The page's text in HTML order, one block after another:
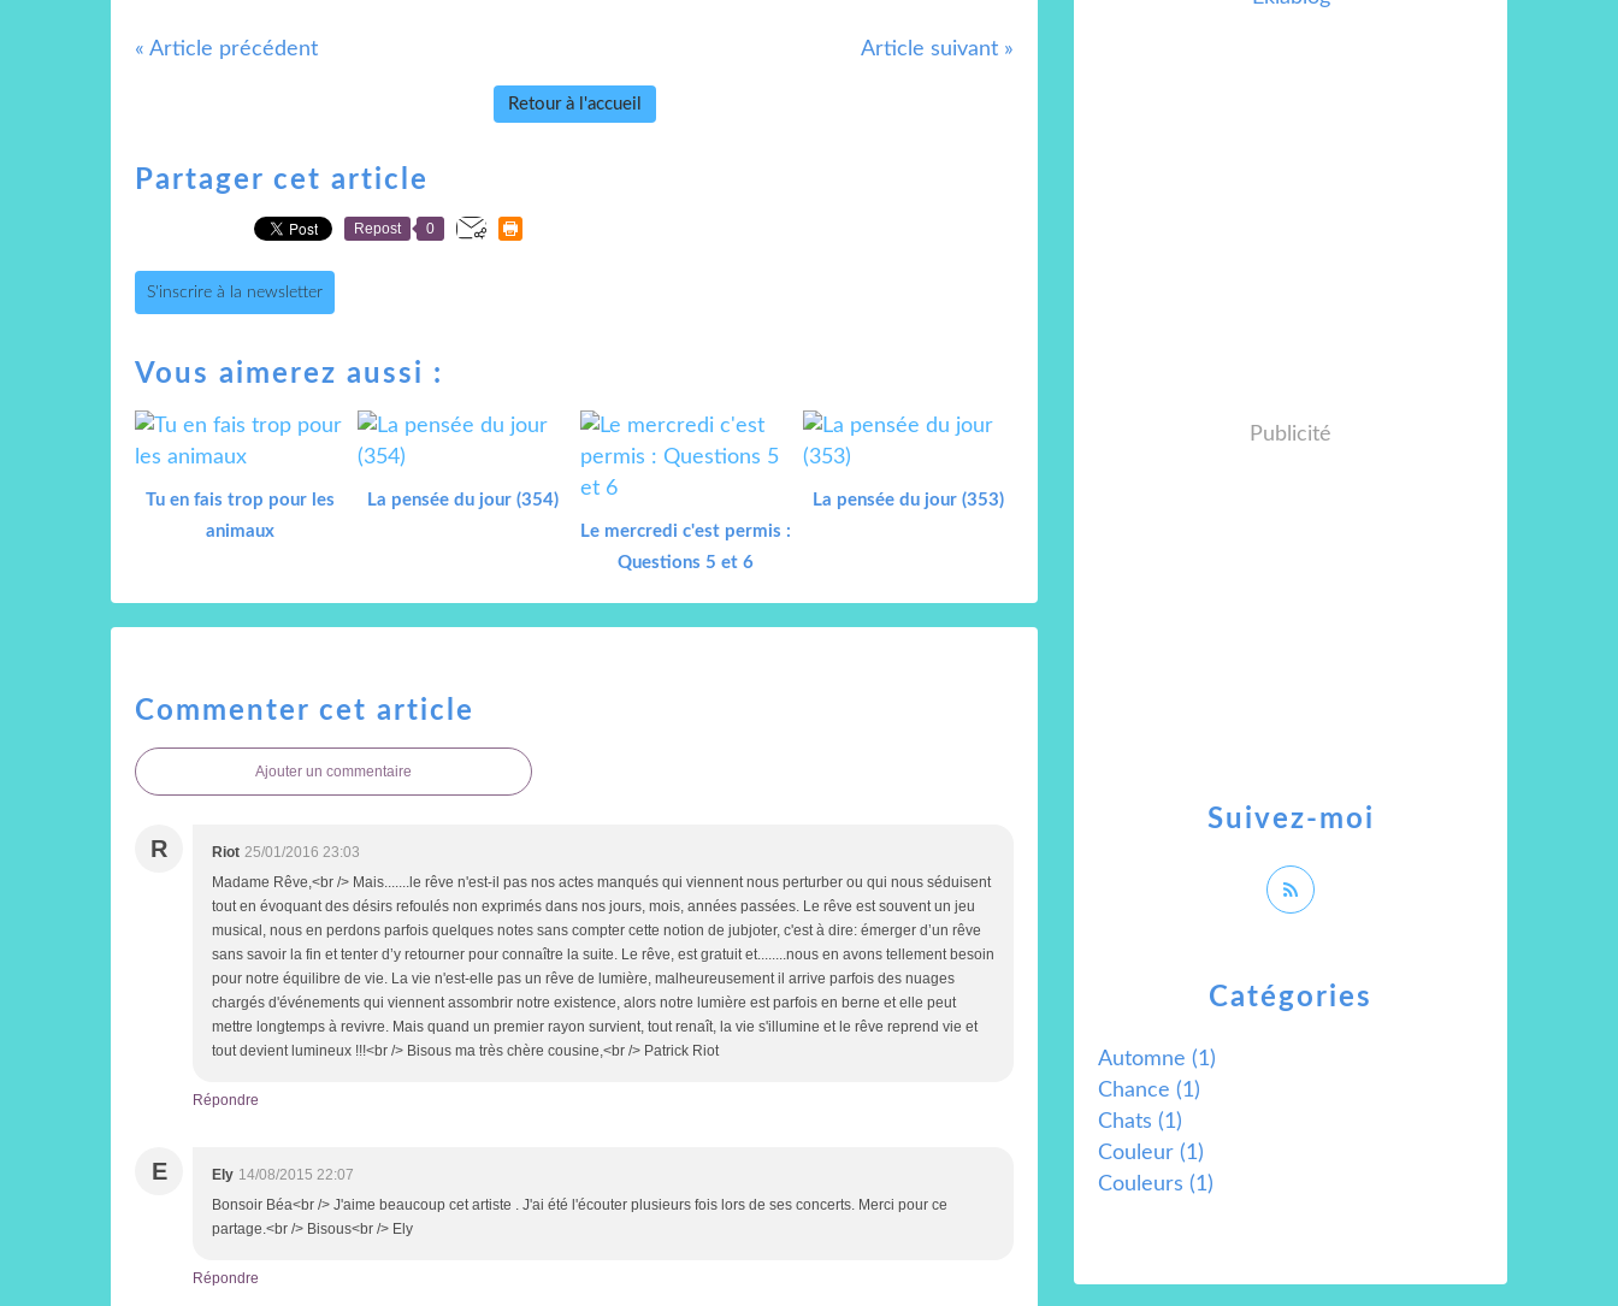
« Article précédent Article suivant »
Retour à l'accueil
Partager cet article
Repost 0
S'inscrire à la newsletter
Vous aimerez aussi :
Tu en fais trop pour les
animaux
La pensée du jour (354)
Le mercredi c'est permis :
Questions 5 et 6
La pensée du jour (353)
Commenter cet article
Ajouter un commentaire
R Riot 25/01/2016 23:03
Madame Rêve,<br /> Mais.......le rêve n'est-il pas nos actes manqués qui viennent nous perturber ou qui nous séduisent
tout en évoquant des désirs refoulés non exprimés dans nos jours, mois, années passées. Le rêve est souvent un jeu
musical, nous en perdons parfois quelques notes sans compter cette notion de jubjoter, c'est à dire: émerger d’un rêve
sans savoir la fin et tenter d’y retourner pour connaître la suite. Le rêve, est gratuit et........nous en avons tellement besoin
pour notre équilibre de vie. La vie n'est-elle pas un rêve de lumière, malheureusement il arrive parfois des nuages
chargés d'événements qui viennent assombrir notre existence, alors notre lumière est parfois en berne et elle peut
mettre longtemps à revivre. Mais quand un premier rayon survient, tout renaît, la vie s'illumine et le rêve reprend vie et
tout devient lumineux !!!<br /> Bisous ma très chère cousine,<br /> Patrick Riot
Répondre
E Ely 14/08/2015 22:07
Bonsoir Béa<br /> J'aime beaucoup cet artiste . J'ai été l'écouter plusieurs fois lors de ses concerts. Merci pour ce
partage.<br /> Bisous<br /> Ely
Répondre
Catégories
Automne (1)
Chance (1)
Chats (1)
Couleur (1)
Couleurs (1)
Suivez-moi
Publicité